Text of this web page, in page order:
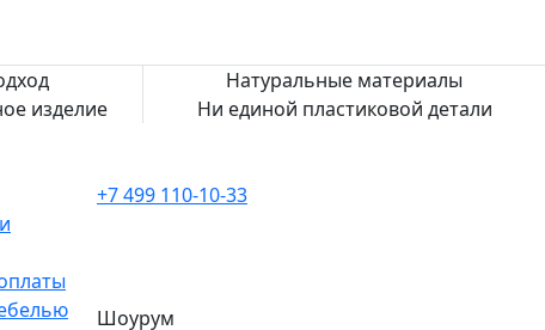
изделие
Натуральные материалы
Ни единой пластиковой детали
+7 499 110-10-33
Шоурум